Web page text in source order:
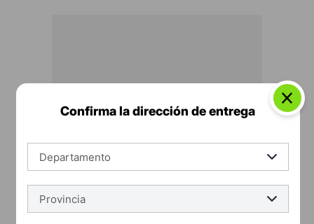
Confirma la dirección de entrega